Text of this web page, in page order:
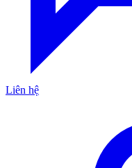
Liên hệ